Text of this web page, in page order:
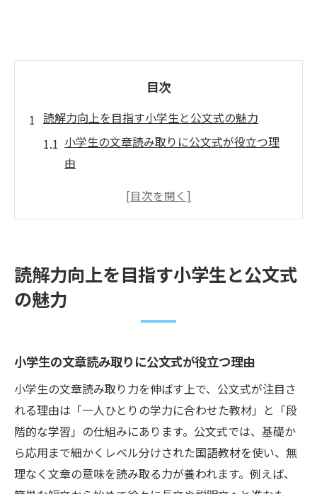
目次
読解力向上を目指す小学生と公文式の魅力
小学生の文章読み取りに公文式が役立つ理
由
読解力強化に効果的な学習法の特徴
読解力 小学生 習い事の選び方と比較ポイン
ト
文章読み取りの力を家庭で伸ばす秘訣
読解力を育むための家庭学習アイデア集
公文式を取り入れた日常学習のコツを紹介
子供の読書教室体験を自宅で活かす方法
公文式で小学生が読む力を育む理由とは
読解力向上を目指す小学生と公文式
の魅力
小学生の文章読み取りに公文式が役立つ理由
小学生の文章読み取り力を伸ばす上で、公文式が注目さ
れる理由は「一人ひとりの学力に合わせた教材」と「段
階的な学習」の仕組みにあります。公文式では、基礎か
ら応用まで細かくレベル分けされた国語教材を使い、無
理なく文章の意味を読み取る力が養われます。例えば、